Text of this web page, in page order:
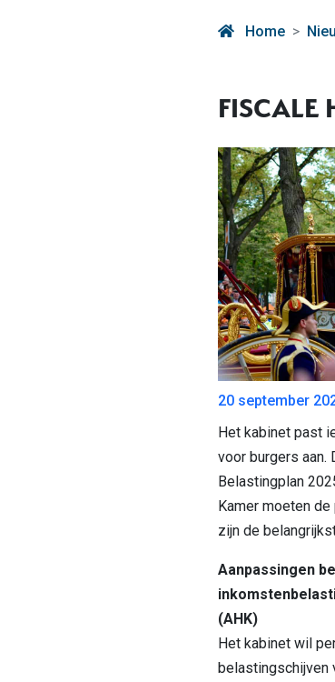
Home
FISCALE
20 september
Het kabinet past
voor burgers aan.
Belastingplan
Kamer moeten
zijn de
Aanpassingen
(AHK)
Het kabinet wil
belastingschijven